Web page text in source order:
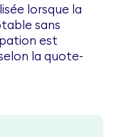
lorsque la
sans
est
la quote-